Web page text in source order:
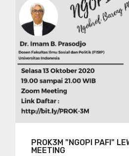
PROK3M "NGOPI PAFI"
MEETING